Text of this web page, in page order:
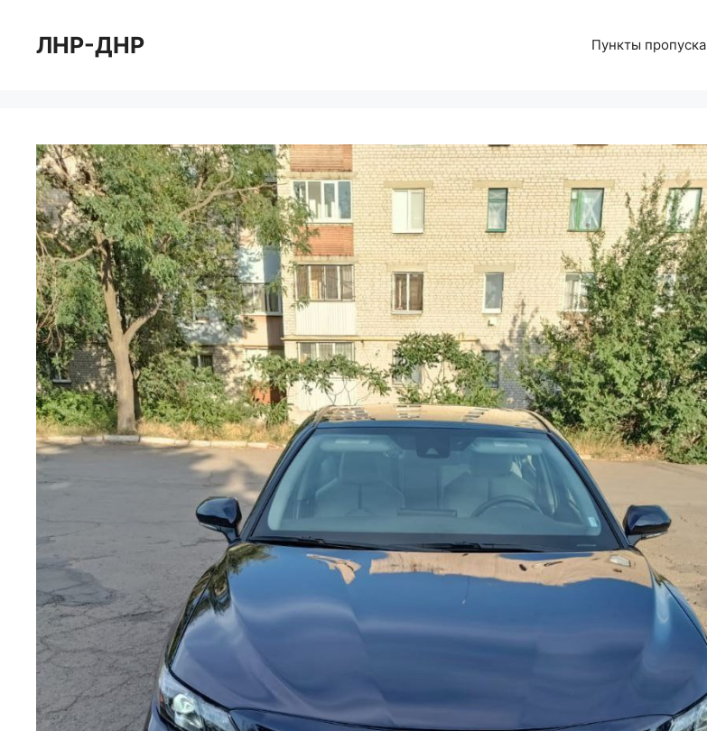
содержимому
ЛНР-ДНР Пункты пропуска